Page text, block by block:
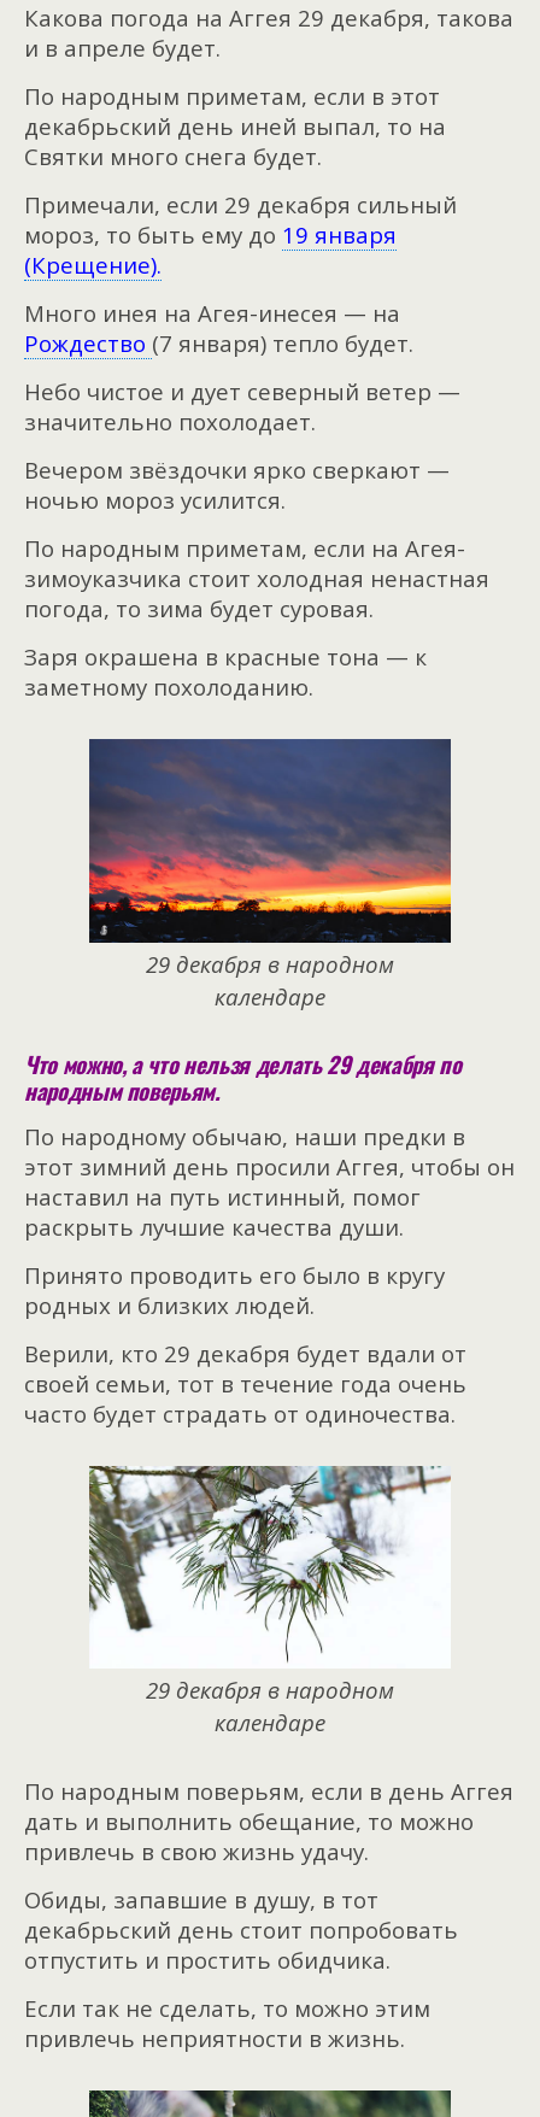
Какова погода на Аггея 29 декабря, такова
и в апреле будет.
По народным приметам, если в этот
декабрьский день иней выпал, то на
Святки много снега будет.
Примечали, если 29 декабря сильный
мороз, то быть ему до 19 января
(Крещение).
Много инея на Агея-инесея — на
Рождество (7 января) тепло будет.
Небо чистое и дует северный ветер —
значительно похолодает.
Вечером звёздочки ярко сверкают —
ночью мороз усилится.
По народным приметам, если на Агея-
зимоуказчика стоит холодная ненастная
погода, то зима будет суровая.
Заря окрашена в красные тона — к
заметному похолоданию.
29 декабря в народном
календаре
Что можно, а что нельзя делать 29 декабря по
народным поверьям.
По народному обычаю, наши предки в
этот зимний день просили Аггея, чтобы он
наставил на путь истинный, помог
раскрыть лучшие качества души.
Принято проводить его было в кругу
родных и близких людей.
Верили, кто 29 декабря будет вдали от
своей семьи, тот в течение года очень
часто будет страдать от одиночества.
29 декабря в народном
календаре
По народным поверьям, если в день Аггея
дать и выполнить обещание, то можно
привлечь в свою жизнь удачу.
Обиды, запавшие в душу, в тот
декабрьский день стоит попробовать
отпустить и простить обидчика.
Если так не сделать, то можно этим
привлечь неприятности в жизнь.